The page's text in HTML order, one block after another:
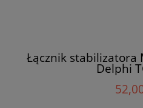
Łącznik stabilizatora
Delphi